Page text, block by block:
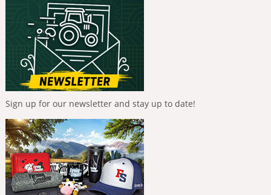
Sign up for our newsletter and stay up to date!